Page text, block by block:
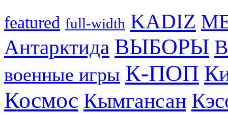
featured full-width KADIZ
Антарктида ВЫБОРЫ
военные игры К-ПОП
Космос Кымгансан